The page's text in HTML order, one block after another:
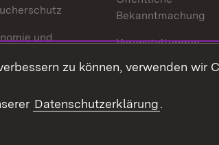
und
Bekanntmachung
Veranstaltungen
Mediathek
Publikationen
zu können, verwenden wir
Datenschutzerklärung.